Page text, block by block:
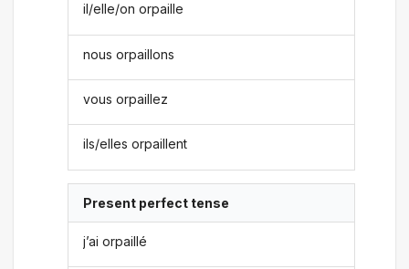
il/elle/on orpaille
nous orpaillons
vous orpaillez
ils/elles orpaillent
Present perfect tense
j’ai orpaillé